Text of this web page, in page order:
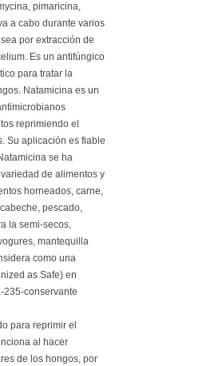
pimaricina,
a cabo durante varios
por extracción de
Es un antifúngico
para tratar la
Natamicina es un
reprimiendo el
Su aplicación es fiable
se ha
de alimentos y
horneados, carne,
pescado,
la semi-secos,
mantequilla
como una
as Safe) en
235-conservante
para reprimir el
al hacer
de los hongos, por